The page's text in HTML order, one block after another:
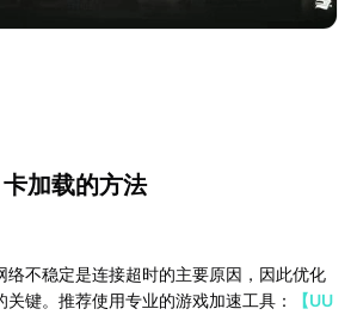
加载的方法
络不稳定是连接超时的主要原因，因此优化
键。推荐使用专业的游戏加速工具：
【UU